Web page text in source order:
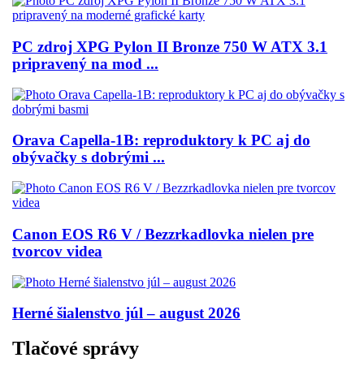
PC zdroj XPG Pylon II Bronze 750 W ATX 3.1
pripravený na mod ...
Orava Capella-1B: reproduktory k PC aj do
obývačky s dobrými ...
Canon EOS R6 V / Bezzrkadlovka nielen pre
tvorcov videa
Herné šialenstvo júl – august 2026
Tlačové správy